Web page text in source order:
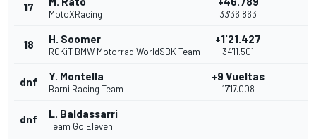
17
MotoXRacing 33'36.863
18 H. Soomer
ROKiT BMW Motorrad WorldSBK Team
+1'21.427
34'11.501
dnf Y. Montella
Barni Racing Team
+9 Vueltas
17'17.008
dnf L. Baldassarri
Team Go Eleven